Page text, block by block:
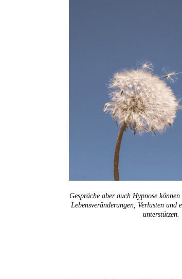
Gespräche aber auch Hypnose
Lebensveränderungen, Verlusten und
unterstützen.